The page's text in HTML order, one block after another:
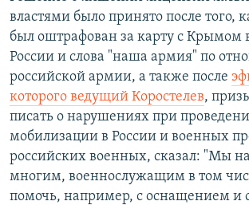
властями было принято после того,
был оштрафован за карту с Крымом
России и слова "наша армия" по
российской армии, а также после
которого ведущий Коростелев,
писать о нарушениях при
мобилизации в России и военных
российских военных, сказал: "Мы
многим, военнослужащим в том
помочь, например, с оснащением и